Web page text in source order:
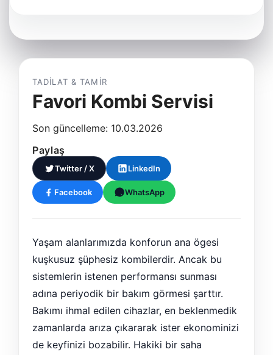
TADILAT & TAMIR
Favori Kombi Servisi
Son güncelleme: 10.03.2026
Paylaş
Twitter / X LinkedIn
Facebook WhatsApp
Yaşam alanlarımızda konforun ana ögesi
kuşkusuz şüphesiz kombilerdir. Ancak bu
sistemlerin istenen performansı sunması
adına periyodik bir bakım görmesi şarttır.
Bakımı ihmal edilen cihazlar, en beklenmedik
zamanlarda arıza çıkararak ister ekonominizi
de keyfinizi bozabilir. Hakiki bir saha